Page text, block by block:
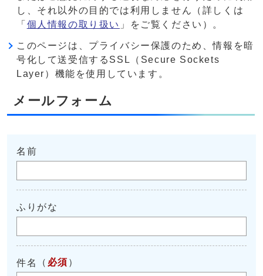
し、それ以外の目的では利用しません（詳しくは
「 個人情報の取り扱い 」をご覧ください）。
このページは、プライバシー保護のため、情報を暗
号化して送受信するSSL（Secure Sockets
Layer）機能を使用しています。
メールフォーム
名前
ふりがな
件名 （ 必須 ）